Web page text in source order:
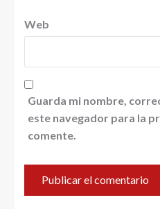
Web
Guarda mi nombre,
este navegador para la
comente.